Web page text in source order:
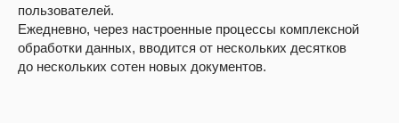
пользователей.
Ежедневно, через настроенные процессы комплексной
обработки данных, вводится от нескольких десятков
до нескольких сотен новых документов.